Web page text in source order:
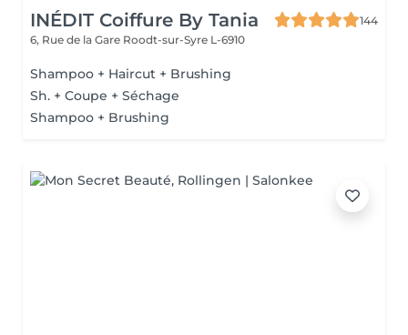
INÉDIT Coiffure By Tania
144
6, Rue de la Gare Roodt-sur-Syre L-6910
Shampoo + Haircut + Brushing
Sh. + Coupe + Séchage
Shampoo + Brushing